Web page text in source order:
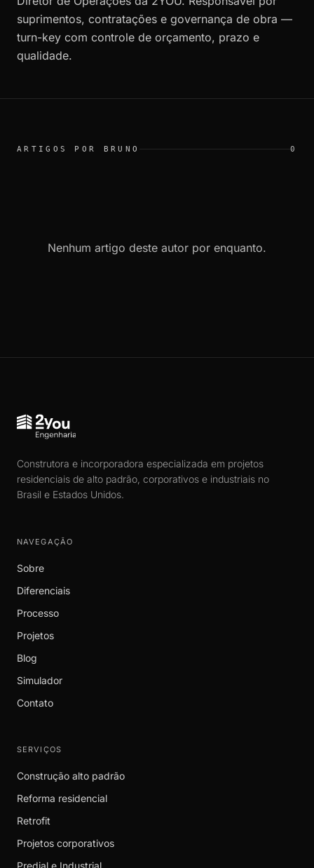
suprimentos, contratações e governança de obra —
turn-key com controle de orçamento, prazo e
qualidade.
ARTIGOS POR BRUNO 0
Nenhum artigo deste autor por enquanto.
Construtora e incorporadora especializada em projetos
residenciais de alto padrão, corporativos e industriais no
Brasil e Estados Unidos.
NAVEGAÇÃO
Sobre
Diferenciais
Processo
Projetos
Blog
Simulador
Contato
SERVIÇOS
Construção alto padrão
Reforma residencial
Retrofit
Projetos corporativos
Predial e Industrial